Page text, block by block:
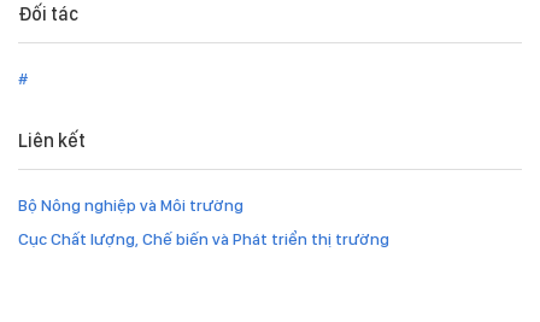
Đối tác
#
Liên kết
Bộ Nông nghiệp và Môi trường
Cục Chất lượng, Chế biến và Phát triển thị trường